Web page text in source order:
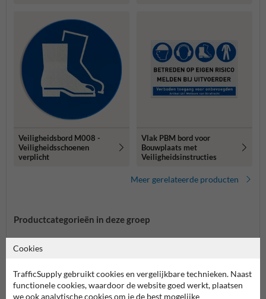
Veiligheidsbord M008 -
Veiligheidsschoenen
verplicht
Vlak PBM bord voor
Bouwplaats met
Veiligheidsinstructies
Meer gerelateerde producten
Productcategorieën in deze groep
Cookies
TrafficSupply gebruikt cookies en vergelijkbare technieken. Naast
functionele cookies, waardoor de website goed werkt, plaatsen
we ook analytische cookies om je de best mogelijke